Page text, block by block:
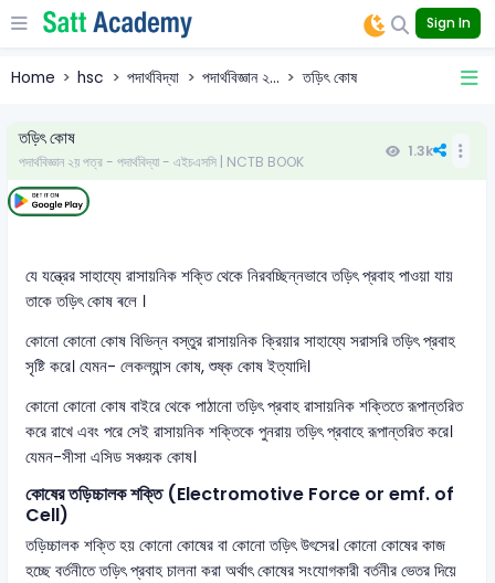
Sign In
Home hsc পদার্থবিদ্যা পদার্থবিজ্ঞান ২... তড়িৎ কোষ
তড়িৎ কোষ
পদার্থবিজ্ঞান ২য় পত্র - পদার্থবিদ্যা - এইচএসসি | NCTB BOOK
1.3k
যে যন্ত্রের সাহায্যে রাসায়নিক শক্তি থেকে নিরবচ্ছিন্নভাবে তড়িৎ প্রবাহ পাওয়া যায়
তাকে তড়িৎ কোষ ৰলে ।
কোনো কোনো কোষ বিভিন্ন বস্তুর রাসায়নিক ক্রিয়ার সাহায্যে সরাসরি তড়িৎ প্রবাহ
সৃষ্টি করে। যেমন- লেকল্যান্স কোষ, শুষ্ক কোষ ইত্যাদি।
কোনো কোনো কোষ বাইরে থেকে পাঠানো তড়িৎ প্রবাহ রাসায়নিক শক্তিতে রূপান্তরিত
করে রাখে এবং পরে সেই রাসায়নিক শক্তিকে পুনরায় তড়িৎ প্রবাহে রূপান্তরিত করে।
যেমন-সীসা এসিড সঞ্চয়ক কোষ।
কোষের তড়িচ্চালক শক্তি (Electromotive Force or emf. of
Cell)
তড়িচ্চালক শক্তি হয় কোনো কোষের বা কোনো তড়িৎ উৎসের। কোনো কোষের কাজ
হচ্ছে বর্তনীতে তড়িৎ প্রবাহ চালনা করা অর্থাৎ কোষের সংযোগকারী বর্তনীর ভেতর দিয়ে